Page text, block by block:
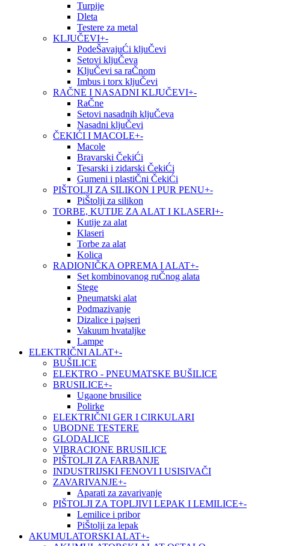
Turpije
Dleta
Testere za metal
KLJUČEVI+-
PodeŠavajuĆi kljuČevi
Setovi kljuČeva
KljuČevi sa raČnom
Imbus i torx kljuČevi
RAČNE I NASADNI KLJUČEVI+-
RaČne
Setovi nasadnih kljuČeva
Nasadni kljuČevi
ČEKIĆI I MACOLE+-
Macole
Bravarski ČekiĆi
Tesarski i zidarski ČekiĆi
Gumeni i plastiČni ČekiĆi
PIŠTOLJI ZA SILIKON I PUR PENU+-
PiŠtolji za silikon
TORBE, KUTIJE ZA ALAT I KLASERI+-
Kutije za alat
Klaseri
Torbe za alat
Kolica
RADIONIČKA OPREMA I ALAT+-
Set kombinovanog ruČnog alata
Stege
Pneumatski alat
Podmazivanje
Dizalice i pajseri
Vakuum hvataljke
Lampe
ELEKTRIČNI ALAT+-
BUŠILICE
ELEKTRO - PNEUMATSKE BUŠILICE
BRUSILICE+-
Ugaone brusilice
Polirke
ELEKTRIČNI GER I CIRKULARI
UBODNE TESTERE
GLODALICE
VIBRACIONE BRUSILICE
PIŠTOLJI ZA FARBANJE
INDUSTRIJSKI FENOVI I USISIVAČI
ZAVARIVANJE+-
Aparati za zavarivanje
PIŠTOLJI ZA TOPLJIVI LEPAK I LEMILICE+-
Lemilice i pribor
PiŠtolji za lepak
AKUMULATORSKI ALAT+-